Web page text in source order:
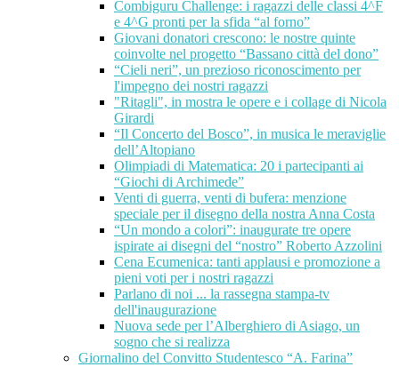
Combiguru Challenge: i ragazzi delle classi 4^F
e 4^G pronti per la sfida “al forno”
Giovani donatori crescono: le nostre quinte
coinvolte nel progetto “Bassano città del dono”
“Cieli neri”, un prezioso riconoscimento per
l'impegno dei nostri ragazzi
"Ritagli", in mostra le opere e i collage di Nicola
Girardi
“Il Concerto del Bosco”, in musica le meraviglie
dell’Altopiano
Olimpiadi di Matematica: 20 i partecipanti ai
“Giochi di Archimede”
Venti di guerra, venti di bufera: menzione
speciale per il disegno della nostra Anna Costa
“Un mondo a colori”: inaugurate tre opere
ispirate ai disegni del “nostro” Roberto Azzolini
Cena Ecumenica: tanti applausi e promozione a
pieni voti per i nostri ragazzi
Parlano di noi ... la rassegna stampa-tv
dell'inaugurazione
Nuova sede per l’Alberghiero di Asiago, un
sogno che si realizza
Giornalino del Convitto Studentesco “A. Farina”